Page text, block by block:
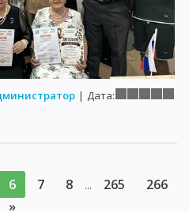
| Дата:
6 7 8 ... 265
266
»